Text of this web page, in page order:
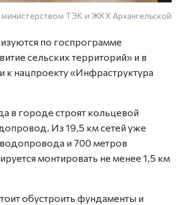
ТЭК и ЖКХ Архангельской
по госпрограмме
сельских территорий» и в
к нацпроекту «Инфраструктура
в городе строят кольцевой
Из 19,5 км сетей уже
и 700 метров
монтировать не менее 1,5 км
обустроить фундаменты и